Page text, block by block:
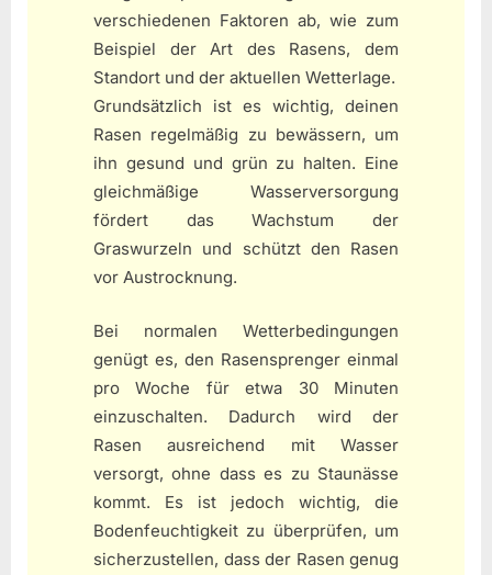
verschiedenen Faktoren ab, wie zum
Beispiel der Art des Rasens, dem
Standort und der aktuellen Wetterlage.
Grundsätzlich ist es wichtig, deinen
Rasen regelmäßig zu bewässern, um
ihn gesund und grün zu halten. Eine
gleichmäßige Wasserversorgung
fördert das Wachstum der
Graswurzeln und schützt den Rasen
vor Austrocknung.
Bei normalen Wetterbedingungen
genügt es, den Rasensprenger einmal
pro Woche für etwa 30 Minuten
einzuschalten. Dadurch wird der
Rasen ausreichend mit Wasser
versorgt, ohne dass es zu Staunässe
kommt. Es ist jedoch wichtig, die
Bodenfeuchtigkeit zu überprüfen, um
sicherzustellen, dass der Rasen genug